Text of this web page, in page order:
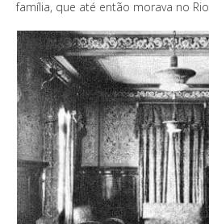
família, que até então morava no